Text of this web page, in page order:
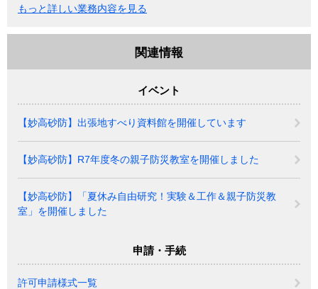
もっと詳しい業務内容を見る
関連情報
イベント
【妙高砂防】出張地すべり資料館を開催しています
【妙高砂防】R7年度冬の親子防災教室を開催しました
【妙高砂防】「夏休み自由研究！実験＆工作＆親子防災教
室」を開催しました
申請・手続
許可申請様式一覧